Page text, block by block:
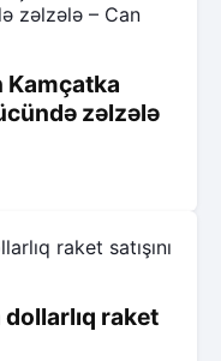
Kamçatka
zəlzələ
raket